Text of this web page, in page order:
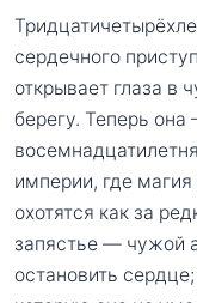
сердечного
открывает глаза в
берегу. Теперь
империи, где
охотятся как за
запястье — чужой
остановить